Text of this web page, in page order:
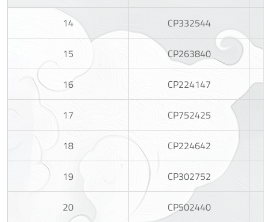
14 CP332544
15 CP263840
16 CP224147
17 CP752425
18 CP224642
19 CP302752
20 CP502440